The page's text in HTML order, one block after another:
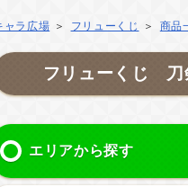
ャラ広場 フリューくじ 商品
フリューくじ 刀
エリアから探す